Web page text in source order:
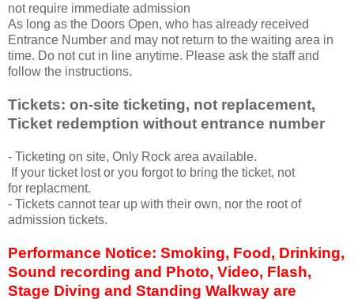
not require immediate admission
As long as the Doors Open, who has already received
Entrance Number and may not return to the waiting area in
time. Do not cut in line anytime. Please ask the staff and
follow the instructions.
Tickets: on-site ticketing, not replacement,
Ticket redemption without entrance number
- Ticketing on site, Only Rock area available.
If your ticket lost or you forgot to bring the ticket, not
for replacment.
- Tickets cannot tear up with their own, nor the root of
admission tickets.
Performance Notice: Smoking, Food, Drinking,
Sound recording and Photo, Video, Flash,
Stage Diving and Standing Walkway are